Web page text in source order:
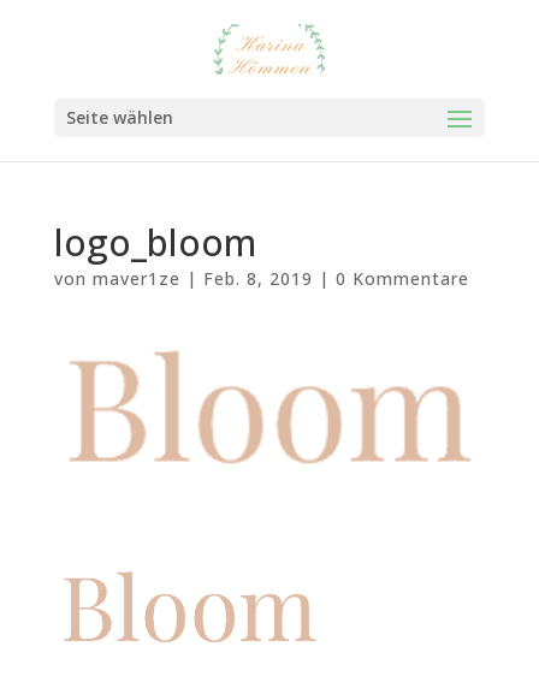
Seite wählen
logo_bloom
von maver1ze | Feb. 8, 2019 | 0 Kommentare